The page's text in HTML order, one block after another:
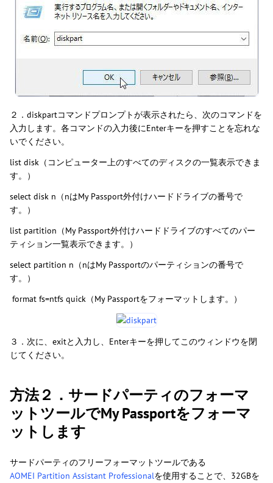
２．diskpartコマンドプロンプトが表示されたら、次のコマンドを
入力します。各コマンドの入力後にEnterキーを押すことを忘れな
いでください。
list disk（コンピューター上のすべてのディスクの一覧表示できま
す。）
select disk n（nはMy Passport外付けハードドライブの番号で
す。）
list partition（My Passport外付けハードドライブのすべてのパー
ティション一覧表示できます。）
select partition n（nはMy Passportのパーティションの番号で
す。）
format fs=ntfs quick（My Passportをフォーマットします。）
３．次に、exitと入力し、Enterキーを押してこのウィンドウを閉
じてください。
方法２．サードパーティのフォーマ
ットツールでMy Passportをフォーマ
ットします
サードパーティのフリーフォーマットツールである
AOMEI Partition Assistant Professionalを使用することで、32GBを